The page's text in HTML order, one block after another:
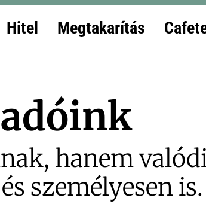
Hitel Megtakarítás
hanem
személyesen is.